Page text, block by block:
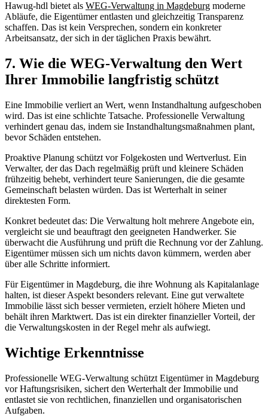
Hawug-hdl bietet als WEG-Verwaltung in Magdeburg moderne
Abläufe, die Eigentümer entlasten und gleichzeitig Transparenz
schaffen. Das ist kein Versprechen, sondern ein konkreter
Arbeitsansatz, der sich in der täglichen Praxis bewährt.
7. Wie die WEG-Verwaltung den Wert
Ihrer Immobilie langfristig schützt
Eine Immobilie verliert an Wert, wenn Instandhaltung aufgeschoben
wird. Das ist eine schlichte Tatsache. Professionelle Verwaltung
verhindert genau das, indem sie Instandhaltungsmaßnahmen plant,
bevor Schäden entstehen.
Proaktive Planung schützt vor Folgekosten und Wertverlust. Ein
Verwalter, der das Dach regelmäßig prüft und kleinere Schäden
frühzeitig behebt, verhindert teure Sanierungen, die die gesamte
Gemeinschaft belasten würden. Das ist Werterhalt in seiner
direktesten Form.
Konkret bedeutet das: Die Verwaltung holt mehrere Angebote ein,
vergleicht sie und beauftragt den geeigneten Handwerker. Sie
überwacht die Ausführung und prüft die Rechnung vor der Zahlung.
Eigentümer müssen sich um nichts davon kümmern, werden aber
über alle Schritte informiert.
Für Eigentümer in Magdeburg, die ihre Wohnung als Kapitalanlage
halten, ist dieser Aspekt besonders relevant. Eine gut verwaltete
Immobilie lässt sich besser vermieten, erzielt höhere Mieten und
behält ihren Marktwert. Das ist ein direkter finanzieller Vorteil, der
die Verwaltungskosten in der Regel mehr als aufwiegt.
Wichtige Erkenntnisse
Professionelle WEG-Verwaltung schützt Eigentümer in Magdeburg
vor Haftungsrisiken, sichert den Werterhalt der Immobilie und
entlastet sie von rechtlichen, finanziellen und organisatorischen
Aufgaben.